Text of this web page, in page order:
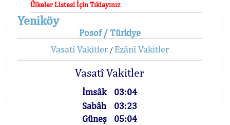
Ülkeler Listesi İçin Tıklayınız
Yeniköy
Posof / Türkiye
Vasatî Vakitler/ Ezânî Vakitler
Vasatî Vakitler
İmsâk
03:04
Sabâh
03:23
Güneş
05:04